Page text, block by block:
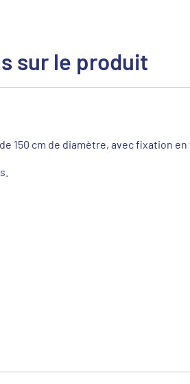
sur le produit
150 cm de diamètre, avec fixation